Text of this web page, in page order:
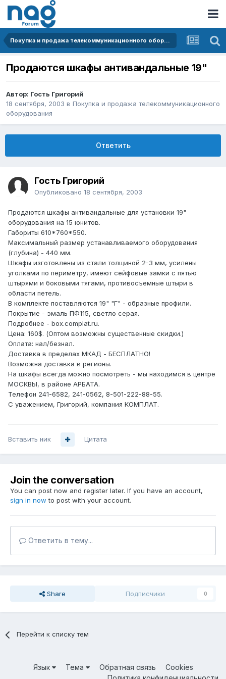
Покупка и продажа телекоммуникационного оборудования
Продаются шкафы антивандальные 19"
Автор: Гость Григорий
18 сентября, 2003 в Покупка и продажа телекоммуникационного
оборудования
Ответить
Гость Григорий
Опубликовано 18 сентября, 2003
Продаются шкафы антивандальные для установки 19"
оборудования на 15 юнитов.
Габориты 610*760*550.
Максимальный размер устанавливаемого оборудования
(глубина) - 440 мм.
Шкафы изготовлены из стали толщиной 2-3 мм, усилены
уголками по периметру, имеют сейфовые замки с пятью
штырями и боковыми тягами, противосъемные штыри в
области петель.
В комплекте поставляются 19" "Г" - образные профили.
Покрытие - эмаль ПФ115, светло серая.
Подробнее - box.complat.ru.
Цена: 160$. (Оптом возможны существенные скидки.)
Оплата: нал/безнал.
Доставка в пределах МКАД - БЕСПЛАТНО!
Возможна доставка в регионы.
На шкафы всегда можно посмотреть - мы находимся в центре
МОСКВЫ, в районе АРБАТА.
Телефон 241-6582, 241-0562, 8-501-222-88-55.
С уважением, Григорий, компания КОМПЛАТ.
Вставить ник Цитата
Join the conversation
You can post now and register later. If you have an account,
sign in now to post with your account.
Ответить в тему...
Share Подписчики 0
Перейти к списку тем
Язык Тема Обратная связь
Cookies